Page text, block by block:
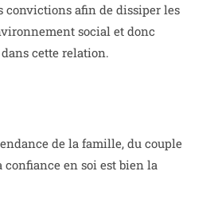
convictions afin de dissiper les
social et donc
cette relation.
de la famille, du couple
en soi est bien la